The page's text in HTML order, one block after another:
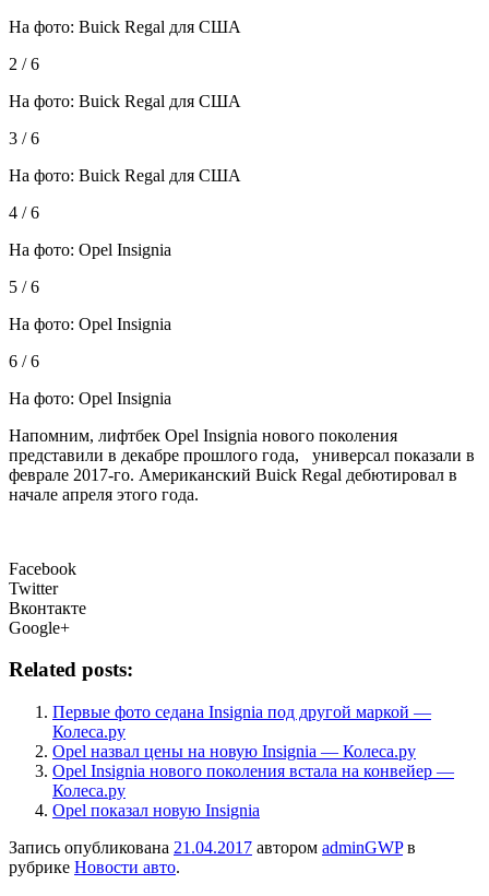
На фото: Buick Regal для США
2 / 6
На фото: Buick Regal для США
3 / 6
На фото: Buick Regal для США
4 / 6
На фото: Opel Insignia
5 / 6
На фото: Opel Insignia
6 / 6
На фото: Opel Insignia
Напомним, лифтбек Opel Insignia нового поколения
представили в декабре прошлого года, универсал показали в
феврале 2017-го. Американский Buick Regal дебютировал в
начале апреля этого года.
Facebook
Twitter
Вконтакте
Google+
Related posts:
Первые фото седана Insignia под другой маркой —
Колеса.ру
Opel назвал цены на новую Insignia — Колеса.ру
Opel Insignia нового поколения встала на конвейер —
Колеса.ру
Opel показал новую Insignia
Запись опубликована 21.04.2017 автором adminGWPв
рубрике Новости авто.